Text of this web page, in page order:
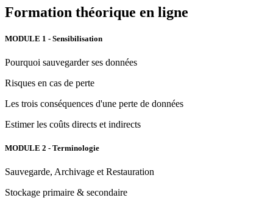
Formation théorique en ligne
MODULE 1 - Sensibilisation
Pourquoi sauvegarder ses données
Risques en cas de perte
Les trois conséquences d'une perte de données
Estimer les coûts directs et indirects
MODULE 2 - Terminologie
Sauvegarde, Archivage et Restauration
Stockage primaire & secondaire